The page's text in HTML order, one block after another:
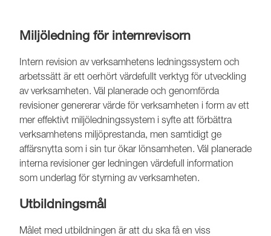
Miljöledning för internrevisorn
Intern revision av verksamhetens ledningssystem och
arbetssätt är ett oerhört värdefullt verktyg för utveckling
av verksamheten. Väl planerade och genomförda
revisioner genererar värde för verksamheten i form av ett
mer effektivt miljöledningssystem i syfte att förbättra
verksamhetens miljöprestanda, men samtidigt ge
affärsnytta som i sin tur ökar lönsamheten. Väl planerade
interna revisioner ger ledningen värdefull information
som underlag för styrning av verksamheten.
Utbildningsmål
Målet med utbildningen är att du ska få en viss